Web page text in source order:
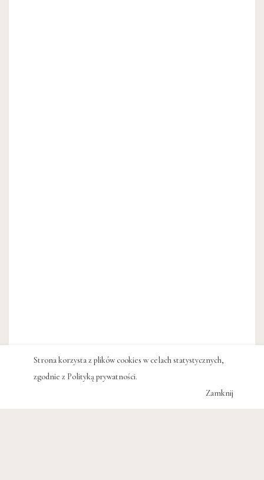
Strona korzysta z plików cookies w celach statystycznych,
zgodnie z Polityką prywatności.
Zamknij